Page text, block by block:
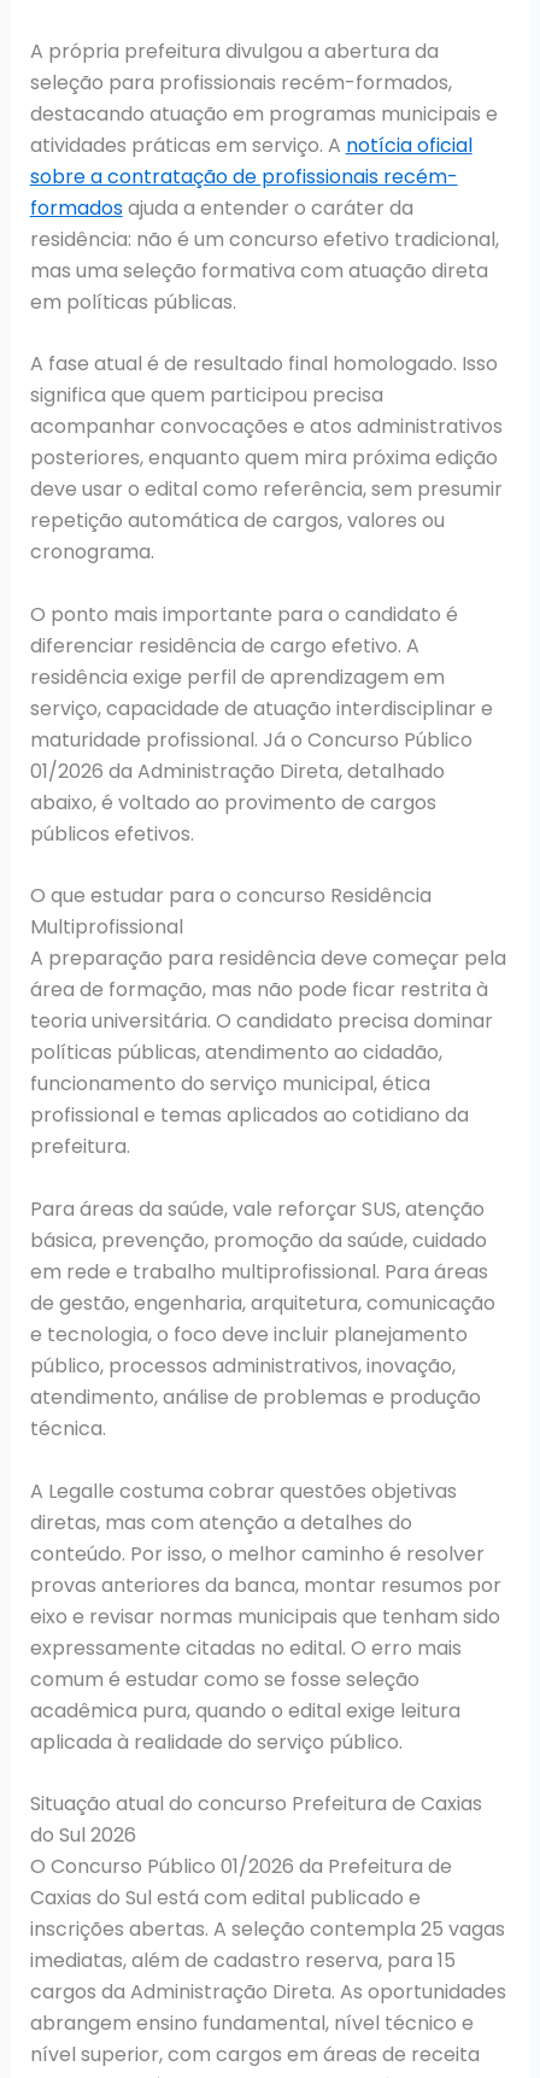
A própria prefeitura divulgou a abertura da
seleção para profissionais recém-formados,
destacando atuação em programas municipais e
atividades práticas em serviço. A notícia oficial
sobre a contratação de profissionais recém-
formadosajuda a entender o caráter da
residência: não é um concurso efetivo tradicional,
mas uma seleção formativa com atuação direta
em políticas públicas.
A fase atual é de resultado final homologado. Isso
significa que quem participou precisa
acompanhar convocações e atos administrativos
posteriores, enquanto quem mira próxima edição
deve usar o edital como referência, sem presumir
repetição automática de cargos, valores ou
cronograma.
O ponto mais importante para o candidato é
diferenciar residência de cargo efetivo. A
residência exige perfil de aprendizagem em
serviço, capacidade de atuação interdisciplinar e
maturidade profissional. Já o Concurso Público
01/2026 da Administração Direta, detalhado
abaixo, é voltado ao provimento de cargos
públicos efetivos.
O que estudar para o concurso Residência
Multiprofissional
A preparação para residência deve começar pela
área de formação, mas não pode ficar restrita à
teoria universitária. O candidato precisa dominar
políticas públicas, atendimento ao cidadão,
funcionamento do serviço municipal, ética
profissional e temas aplicados ao cotidiano da
prefeitura.
Para áreas da saúde, vale reforçar SUS, atenção
básica, prevenção, promoção da saúde, cuidado
em rede e trabalho multiprofissional. Para áreas
de gestão, engenharia, arquitetura, comunicação
e tecnologia, o foco deve incluir planejamento
público, processos administrativos, inovação,
atendimento, análise de problemas e produção
técnica.
A Legalle costuma cobrar questões objetivas
diretas, mas com atenção a detalhes do
conteúdo. Por isso, o melhor caminho é resolver
provas anteriores da banca, montar resumos por
eixo e revisar normas municipais que tenham sido
expressamente citadas no edital. O erro mais
comum é estudar como se fosse seleção
acadêmica pura, quando o edital exige leitura
aplicada à realidade do serviço público.
Situação atual do concurso Prefeitura de Caxias
do Sul 2026
O Concurso Público 01/2026 da Prefeitura de
Caxias do Sul está com edital publicado e
inscrições abertas. A seleção contempla 25 vagas
imediatas, além de cadastro reserva, para 15
cargos da Administração Direta. As oportunidades
abrangem ensino fundamental, nível técnico e
nível superior, com cargos em áreas de receita